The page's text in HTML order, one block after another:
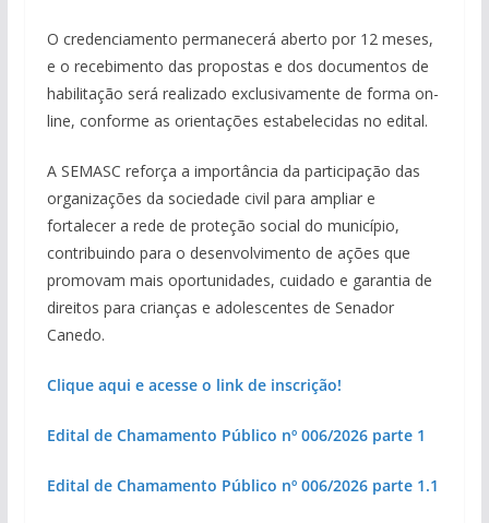
O credenciamento permanecerá aberto por 12 meses,
e o recebimento das propostas e dos documentos de
habilitação será realizado exclusivamente de forma on-
line, conforme as orientações estabelecidas no edital.
A SEMASC reforça a importância da participação das
organizações da sociedade civil para ampliar e
fortalecer a rede de proteção social do município,
contribuindo para o desenvolvimento de ações que
promovam mais oportunidades, cuidado e garantia de
direitos para crianças e adolescentes de Senador
Canedo.
Clique aqui e acesse o link de inscrição!
Edital de Chamamento Público nº 006/2026 parte 1
Edital de Chamamento Público nº 006/2026 parte 1.1